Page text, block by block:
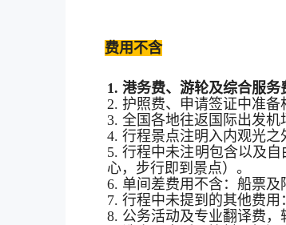
费用不含
1. 港务费、游轮及综合服务
2. 护照费、申请签证中准备
3. 全国各地往返国际出发机
4. 行程景点注明入内观光之
5. 行程中未注明包含以及
心，步行即到景点）。
6. 单间差费用不含：船票及
7. 行程中未提到的其他费用
8. 公务活动及专业翻译费，